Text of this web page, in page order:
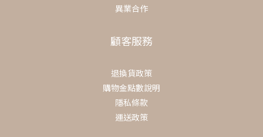
異業合作
顧客服務
退換貨政策
購物金點數說明
隱私條款
運送政策